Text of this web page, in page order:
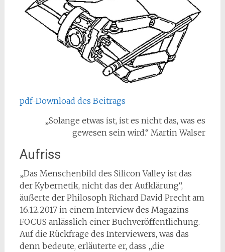
pdf-Download des Beitrags
„Solange etwas ist, ist es nicht das, was es
gewesen sein wird.“ Martin Walser
Aufriss
„Das Menschenbild des Silicon Valley ist das
der Kybernetik, nicht das der Aufklärung“,
äußerte der Philosoph Richard David Precht am
16.12.2017 in einem Interview des Magazins
FOCUS anlässlich einer Buchveröffentlichung.
Auf die Rückfrage des Interviewers, was das
denn bedeute, erläuterte er, dass „die